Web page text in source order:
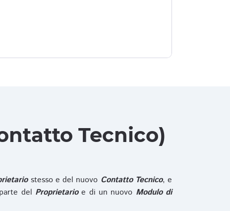
Tecnico)
stesso e del nuovo Contatto Tecnico, e
del Proprietarioe di un nuovo Modulo di